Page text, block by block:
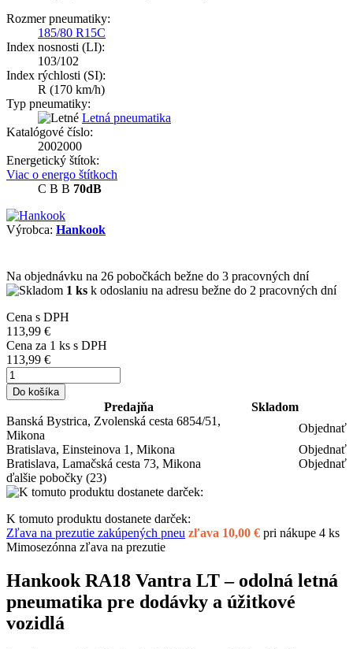
Rozmer pneumatiky:
185/80 R15C
Index nosnosti (LI):
103/102
Index rýchlosti (SI):
R (170 km/h)
Typ pneumatiky:
Letná pneumatika
Katalógové číslo:
2002000
Energetický štítok:
Viac o energo štítkoch
C B B 70dB
Výrobca: Hankook
Na objednávku na 26 pobočkách bežne do 3 pracovných dní
1 ks k odoslaniu na adresu bežne do 2 pracovných dní
Cena s DPH
113,99 €
Cena za 1 ks s DPH
113,99 €
Do košíka
Predajňa
Skladom
Banská Bystrica, Zvolenská cesta 6854/51,
Mikona
Objednať
Bratislava, Einsteinova 1, Mikona
Objednať
Bratislava, Lamačská cesta 73, Mikona
Objednať
ďalšie pobočky (23)
K tomuto produktu dostanete darček:
Zľava na prezutie zakúpených pneu zľava 10,00 € pri nákupe 4 ks
Mimosezónna zľava na prezutie
Hankook RA18 Vantra LT – odolná letná
pneumatika pre dodávky a úžitkové
vozidlá